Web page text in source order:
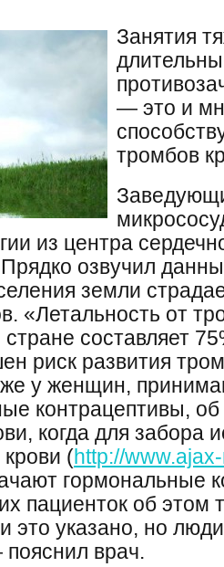
Занятия
— это и
тромбов
из центра
озвучил
земли
«Летальность от
составляет
риск развития
у женщин,
контрацептивы,
когда для забора
(http://
гормональные
пациенток об этом
это указано, но
врач.